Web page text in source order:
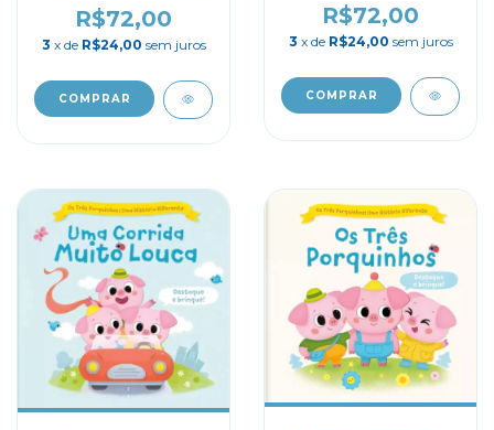
Destaque e Brinque
R$72,00
3 x de R$24,00 sem juros
diferente - Destaque e
Brinque
R$72,00
3 x de R$24,00 sem juros